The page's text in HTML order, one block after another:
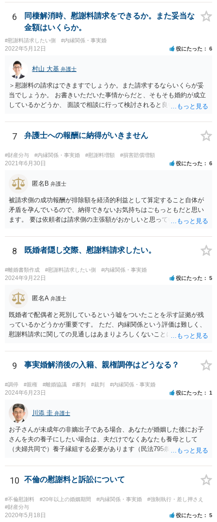
の事情からははっきりしませんので、早めに弁護士に面談相談する方
がいいでしょう。 場合によっては弁護士名で通知等出してもらうほう
がいいかもしれません。
6
同棲解消時、慰謝料請求をできるか。また妥当な
金額はいくらか。
#慰謝料請求したい側 #内縁関係・事実婚
2022年5月12日 役にたった 6
村山 大基 弁護士
＞慰謝料の請求はできますでしょうか。また請求するならいくらが妥
当でしょうか。 お書きいただいた事情からだと、そもそも婚約が成立
しているかどうか、 面談で相談に行って検討されると良いと思いま
あるからです。 他方で、実際問題として同棲のために金銭的不利益が
生じているので、 厳密に婚約が成立しているかどうかは別として、話
す。 相手としても、裁判までして争って支払いゼロを目指すよりは、
一定額を支払って円満に解決したいと考える可能性はあります。
7 弁護士への報酬に納得がいきません
#財産分与 #内縁関係・事実婚 #慰謝料増額 #損害賠償増額
2021年6月30日 役にたった 6
匿名B 弁護士
被請求側の成功報酬が排除額を経済的利益として算定すること自体が
矛盾を孕んでいるので、納得できないお気持ちはごもっともだと思い
ます。 要は依頼者は請求側の主張額がおかしいと思っているからこそ
しておきながら、成功報酬の請求の段になるとその「おかしい」請求
側の主張額を基準にして排除額を経済的利益として成功報酬を算定す
るのは、二枚舌との誹りを受けても仕方がない面もあるように思いま
す。 ですので、被請求側の弁護士は、タイムチャージを併用したり、
対応継続月毎に報酬を受けたり、出廷日当で調整したり、できるだけ
いますが、そうなってくると弁護士に勝訴インセンティブが働きにく
くなるのがなかなか難しいところです。 二枚舌を避けつつ、勝訴イン
センティブも確保するためには、請求側の主張額を鵜呑みにした排除
額ベースとするのではなく、弁護士として反対の立場であれば、２～
３割くらいの確率で認められそうな金額がいくらくらいかを提示した
ないと目くじらを立てる依頼者もいそうなので、やはり難点がありま
たり、長期化した場合は追加着手金を請求できるようにしたりして最
悪排除額ベースの成功報酬はもらえなくても気にしないというのが良
いように思っています。 いずれにせよ、どういう形をとるにせよ、支
払う報酬額はあまり変わらないと思いますので、そのとおりに支払っ
ても損にはならないはずです。 基本的に弁護士に1時間動いてもらう
場合の相場は税抜2万円くらいですので、あなたの事件に50時間以上費
やしているのであれば排除額ベースの成功報酬が支払われないと弁護
士にとっては割りの悪い事件ということになるかと存じます。
8 既婚者隠し交際、慰謝料請求したい。
#離婚書類作成 #慰謝料請求したい側 #内縁関係・事実婚
2024年9月22日 役にたった 5
匿名A 弁護士
既婚者で配偶者と死別しているという嘘をついたことを示す証拠が残
っているかどうかが重要です。 ただ、内縁関係という評価は難しく、
慰謝料請求に関しての見通しはあまりよろしくないことにご留意なさ
9 事実婚解消後の入籍、親権調停はどうなる？
#調停 #親権 #離婚協議 #審判 #裁判 #内縁関係・事実婚
2024年6月23日 役にたった 1
川添 圭 弁護士
お子さんが未成年の非嫡出子である場合、あなたが婚姻した後にお子
さんを夫の養子にしたい場合は、夫だけでなくあなたも養母として
（夫婦共同で）養子縁組する必要があります（民法795条本文）。これ
母と子の間が非嫡出子の関係のままではバランスに欠けるためである
と説明されています。 そして、再婚後の養子縁組によって夫婦の共同
親権となった場合は、血縁上の父親からの父を親権者とする協議に代
わる調停及び審判（民法819条5項）は認められないと考えます。 この
点について明確な判例はありませんが、離婚後の親権者変更（民法819
条6項）においては、離婚後に親権者が再婚して元夫婦の子と再婚相手
10 不倫の慰謝料と訴訟について
#不倫慰謝料 #20年以上の婚姻期間 #内縁関係・事実婚
#強制執行・差し押さえ
#財産分与
2020年5月18日 役にたった 5